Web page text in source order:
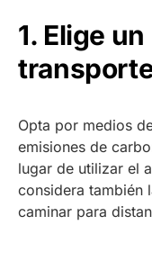
1. Elige
Opta por medios
emisiones de
lugar de utilizar el
considera también
caminar para